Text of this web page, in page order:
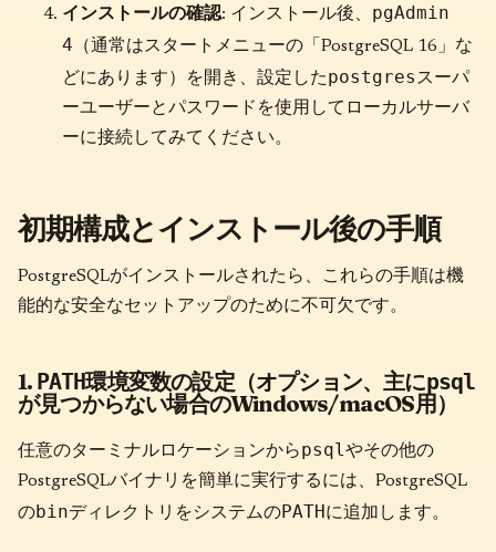
インストールの確認: インストール後、 pgAdmin
4 （通常はスタートメニューの「PostgreSQL 16」な
どにあります）を開き、設定したpostgresスーパ
ーユーザーとパスワードを使用してローカルサーバ
ーに接続してみてください。
初期構成とインストール後の手順
PostgreSQLがインストールされたら、これらの手順は機
能的な安全なセットアップのために不可欠です。
1. PATH環境変数の設定（オプション、主にpsql
が見つからない場合のWindows/macOS用）
任意のターミナルロケーションからpsqlやその他の
PostgreSQLバイナリを簡単に実行するには、PostgreSQL
のbinディレクトリをシステムのPATHに追加します。